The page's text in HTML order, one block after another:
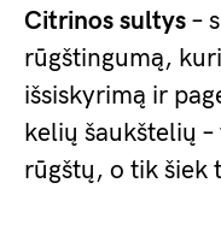
Citrinos sultys –
rūgštingumą,
išsiskyrimą ir
kelių šaukštelių
rūgštų, o tik šiek